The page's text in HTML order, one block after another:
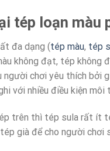
tép loạn màu
đa dạng (tép màu, tép
không đạt, tép không
chơi yêu thích bởi
với nhiều điều kiện môi
trên thì tép sula rất ít
già để cho người